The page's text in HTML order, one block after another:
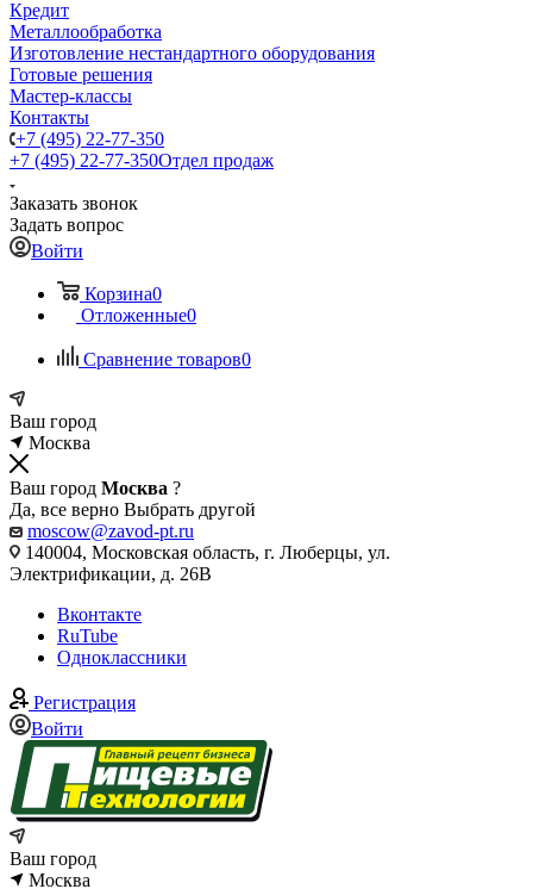
Кредит
Металлообработка
Изготовление нестандартного оборудования
Готовые решения
Мастер-классы
Контакты
+7 (495) 22-77-350
+7 (495) 22-77-350Отдел продаж
Заказать звонок
Задать вопрос
Войти
Корзина0
Отложенные0
Сравнение товаров0
Ваш город
Москва
Ваш город Москва ?
Да, все верно Выбрать другой
moscow@zavod-pt.ru
140004, Московская область, г. Люберцы, ул.
Электрификации, д. 26В
Вконтакте
RuTube
Одноклассники
Регистрация
Войти
Ваш город
Москва